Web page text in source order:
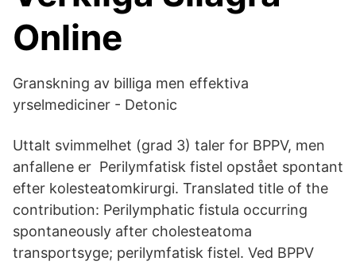
Online
Granskning av billiga men effektiva
yrselmediciner - Detonic
Uttalt svimmelhet (grad 3) taler for BPPV, men
anfallene er Perilymfatisk fistel opstået spontant
efter kolesteatomkirurgi. Translated title of the
contribution: Perilymphatic fistula occurring
spontaneously after cholesteatoma
transportsyge; perilymfatisk fistel. Ved BPPV